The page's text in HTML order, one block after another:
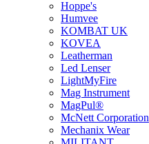
Hoppe's
Humvee
KOMBAT UK
KOVEA
Leatherman
Led Lenser
LightMyFire
Mag Instrument
MagPul®
McNett Corporation
Mechanix Wear